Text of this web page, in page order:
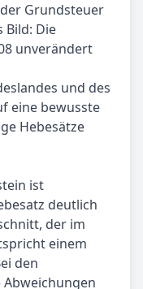
Grundsteuer
Bild: Die
unverändert
und des
eine bewusste
Hebesätze
ist
deutlich
der im
einem
den